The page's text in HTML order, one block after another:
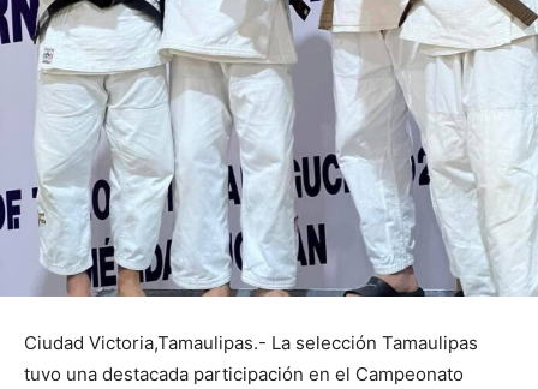
Ciudad Victoria,Tamaulipas.- La selección Tamaulipas
tuvo una destacada participación en el Campeonato